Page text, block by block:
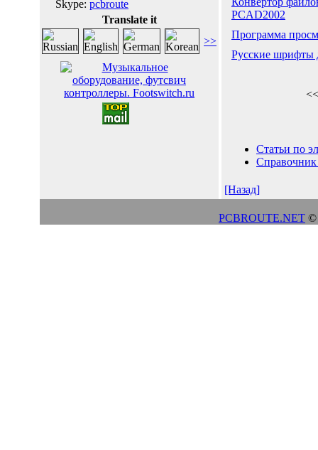
Skype: pcbroute
Translate it
>>
PCAD2002
Программа
Русские шрифты
Статьи по
[Назад]
PCBROUTE.NET ©